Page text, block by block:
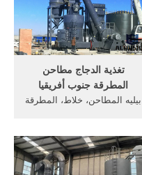
تغذية الدجاج مطاحن
المطرقة جنوب أفريقيا
بيليه المطاحن، خلاط، المطرقة
السعر.